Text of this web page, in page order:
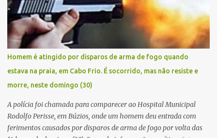
pistolas e uma réplica de fuzil, foram apreendidas. O homem
baleado foi identificado como Claudio Bastos, conhecido no meio
político.
Homem é atingido por disparos de arma de fogo quando
estava na praia, em Cabo Frio. É socorrido, mas não resiste e
morre, neste domingo (30)
A polícia foi chamada para comparecer ao Hospital Municipal
Rodolfo Perisse, em Búzios, onde um homem deu entrada com
ferimentos causados por disparos de arma de fogo por volta das